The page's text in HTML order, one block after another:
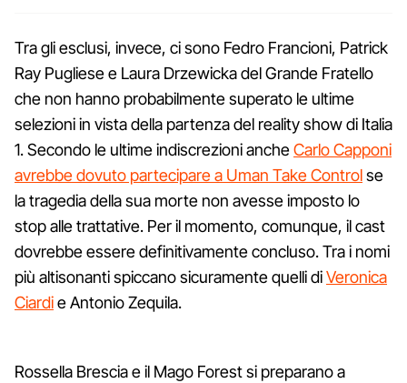
Tra gli esclusi, invece, ci sono Fedro Francioni, Patrick
Ray Pugliese e Laura Drzewicka del Grande Fratello
che non hanno probabilmente superato le ultime
selezioni in vista della partenza del reality show di Italia
1. Secondo le ultime indiscrezioni ancheCarlo Capponi
avrebbe dovuto partecipare a Uman Take Controlse
la tragedia della sua morte non avesse imposto lo
stop alle trattative. Per il momento, comunque, il cast
dovrebbe essere definitivamente concluso. Tra i nomi
più altisonanti spiccano sicuramente quelli diVeronica
Ciardie Antonio Zequila.
Rossella Brescia e il Mago Forest si preparano a